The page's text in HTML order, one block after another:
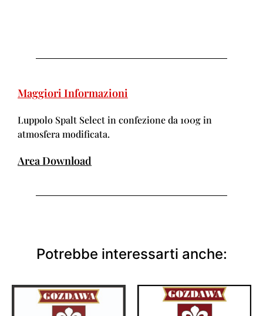
Maggiori Informazioni
Luppolo Spalt Select in confezione da 100g in
atmosfera modificata.
Area Download
Potrebbe interessarti anche: